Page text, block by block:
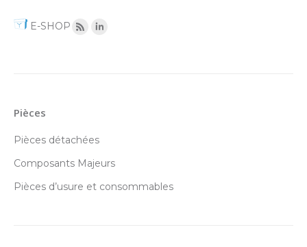
E-SHOP
Pièces
Pièces détachées
Composants Majeurs
Pièces d’usure et consommables